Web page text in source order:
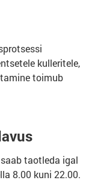
kulleritele,
toimub
taotleda igal
8.00 kuni 22.00.